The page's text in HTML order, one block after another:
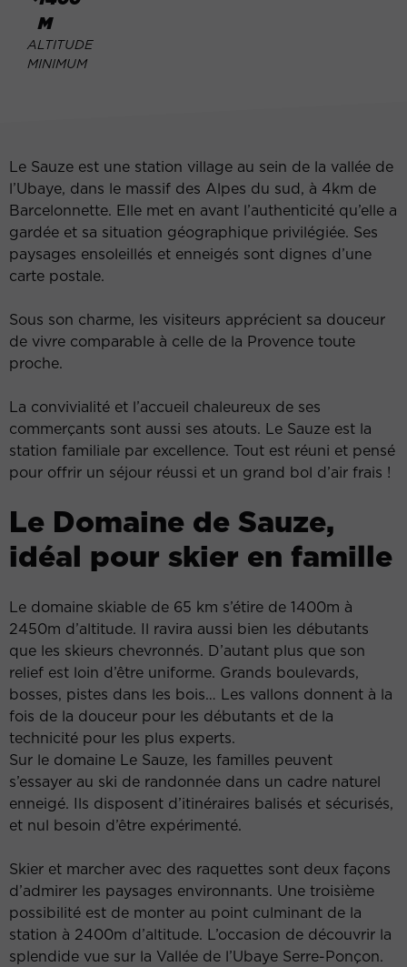
M
ALTITUDE
MINIMUM
Le Sauze est une station village au sein de la vallée de
l’Ubaye, dans le massif des Alpes du sud, à 4km de
Barcelonnette. Elle met en avant l’authenticité qu’elle a
gardée et sa situation géographique privilégiée. Ses
paysages ensoleillés et enneigés sont dignes d’une
carte postale.
Sous son charme, les visiteurs apprécient sa douceur
de vivre comparable à celle de la Provence toute
proche.
La convivialité et l’accueil chaleureux de ses
commerçants sont aussi ses atouts. Le Sauze est la
station familiale par excellence. Tout est réuni et pensé
pour offrir un séjour réussi et un grand bol d’air frais !
Le Domaine de Sauze,
idéal pour skier en famille
Le domaine skiable de 65 km s’étire de 1400m à
2450m d’altitude. Il ravira aussi bien les débutants
que les skieurs chevronnés. D’autant plus que son
relief est loin d’être uniforme. Grands boulevards,
bosses, pistes dans les bois… Les vallons donnent à la
fois de la douceur pour les débutants et de la
technicité pour les plus experts.
Sur le domaine Le Sauze, les familles peuvent
s’essayer au ski de randonnée dans un cadre naturel
enneigé. Ils disposent d’itinéraires balisés et sécurisés,
et nul besoin d’être expérimenté.
Skier et marcher avec des raquettes sont deux façons
d’admirer les paysages environnants. Une troisième
possibilité est de monter au point culminant de la
station à 2400m d’altitude. L’occasion de découvrir la
splendide vue sur la Vallée de l’Ubaye Serre-Ponçon.